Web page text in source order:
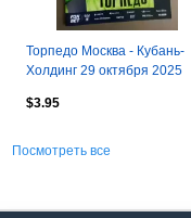
Торпедо Москва - Кубань-
Холдинг 29 октября 2025
$3.95
Посмотреть все